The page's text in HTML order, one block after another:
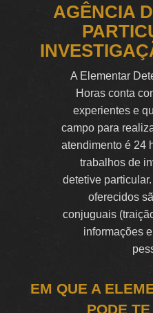
AGÊNCIA
A Elementar
Horas conta
experientes e
campo para
atendimento é 24
trabalhos de
detetive
oferecidos
conjuguais
informações
EM QUE A
PODE